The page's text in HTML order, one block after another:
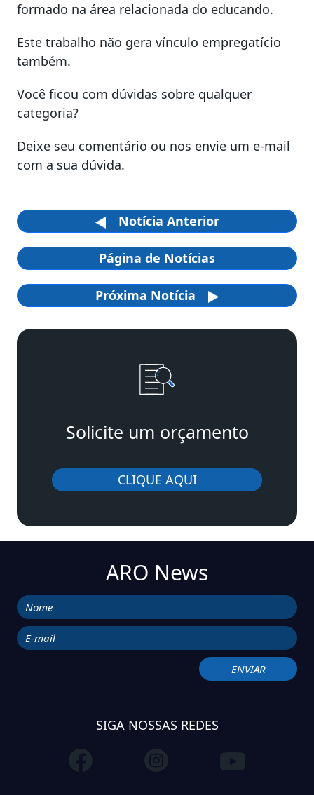
formado na área relacionada do educando.
Este trabalho não gera vínculo empregatício
também.
Você ficou com dúvidas sobre qualquer
categoria?
Deixe seu comentário ou nos envie um e-mail
com a sua dúvida.
Notícia Anterior
Página de Notícias
Próxima Notícia
Solicite um orçamento
CLIQUE AQUI
ARO News
SIGA NOSSAS REDES